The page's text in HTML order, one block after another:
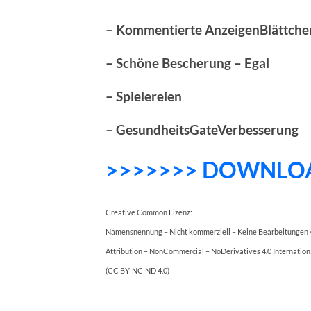
– Kommentierte
– Schöne Bescherung – Egal
– Spielereien
– GesundheitsGateVerbesserung
>>>>>>>
Creative Common Lizenz:
Namensnennung – Nicht kommerziell – Keine Bearbeitungen
Attribution – NonCommercial – NoDerivatives 4.0
(CC BY-NC-ND 4.0)